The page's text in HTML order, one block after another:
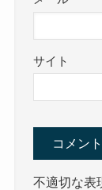
サイト
不適切な表